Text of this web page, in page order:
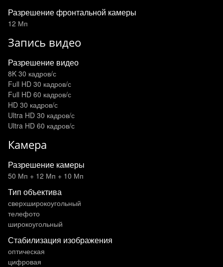
Разрешение фронтальной камеры
12 Мп
Запись видео
Разрешение видео
8K 30 кадров/с
Full HD 30 кадров/с
Full HD 60 кадров/с
HD 30 кадров/с
Ultra HD 30 кадров/с
Ultra HD 60 кадров/с
Камера
Разрешение камеры
50 Мп + 12 Мп + 10 Мп
Тип объектива
сверхширокоугольный
телефото
широкоугольный
Стабилизация изображения
оптическая
цифровая